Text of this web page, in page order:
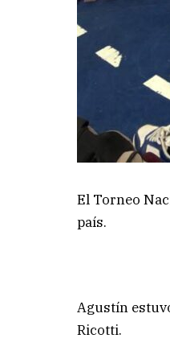
El Torneo
país.
Agustín
Ricotti.